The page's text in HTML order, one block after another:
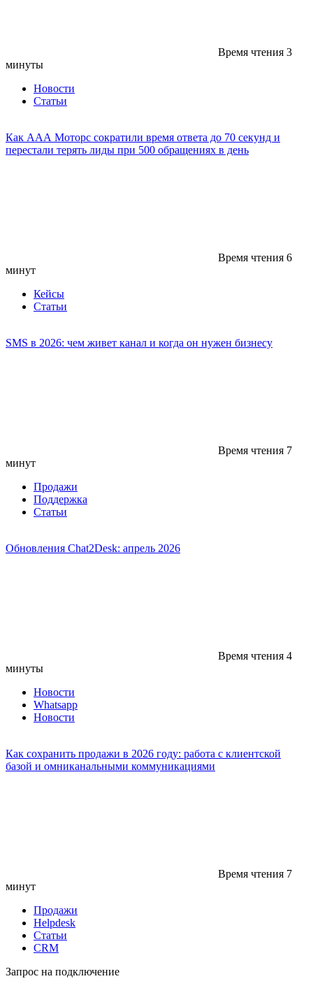
Время чтения 3
минуты
Новости
Статьи
Как ААА Моторс сократили время ответа до 70 секунд и
перестали терять лиды при 500 обращениях в день
Время чтения 6
минут
Кейсы
Статьи
SMS в 2026: чем живет канал и когда он нужен бизнесу
Время чтения 7
минут
Продажи
Поддержка
Статьи
Обновления Chat2Desk: апрель 2026
Время чтения 4
минуты
Новости
Whatsapp
Новости
Как сохранить продажи в 2026 году: работа с клиентской
базой и омниканальными коммуникациями
Время чтения 7
минут
Продажи
Helpdesk
Статьи
CRM
Запрос на подключение